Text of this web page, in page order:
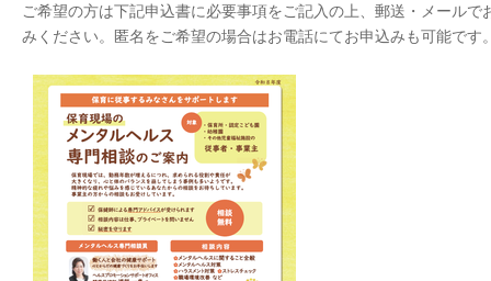
ご希望の方は下記申込書に必要事項をご記入の上、郵送・メールで
みください。匿名をご希望の場合はお電話にてお申込みも可能で